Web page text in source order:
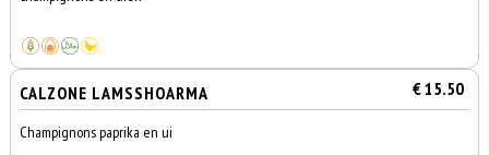
CALZONE LAMSSHOARMA € 15.50
Champignons paprika en ui